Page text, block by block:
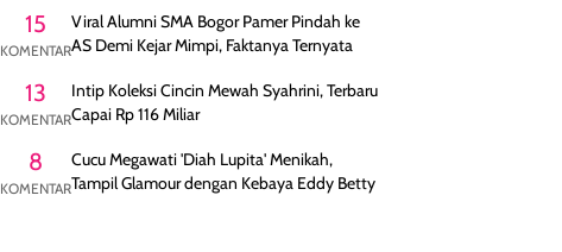
15
KOMENTAR
Viral Alumni SMA Bogor Pamer Pindah ke
AS Demi Kejar Mimpi, Faktanya Ternyata
13
KOMENTAR
Intip Koleksi Cincin Mewah Syahrini, Terbaru
Capai Rp 116 Miliar
8
KOMENTAR
Cucu Megawati 'Diah Lupita' Menikah,
Tampil Glamour dengan Kebaya Eddy Betty